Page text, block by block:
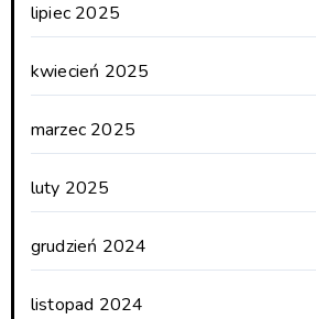
lipiec 2025
kwiecień 2025
marzec 2025
luty 2025
grudzień 2024
listopad 2024